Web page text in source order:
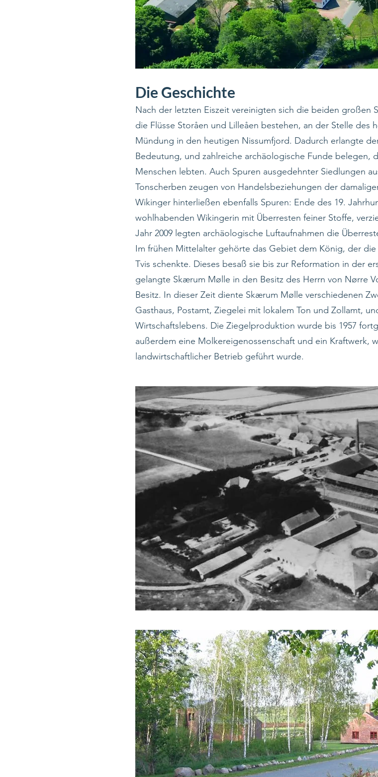
Die Geschichte
Nach der letzten Eiszeit vereinigten sich die beiden großen
die Flüsse Storåen und Lilleåen bestehen, an der Stelle
Mündung in den heutigen Nissumfjord. Dadurch erlangte
Bedeutung, und zahlreiche archäologische Funde belegen,
Menschen lebten. Auch Spuren ausgedehnter Siedlungen
Tonscherben zeugen von Handelsbeziehungen der
Wikinger hinterließen ebenfalls Spuren: Ende des 19.
wohlhabenden Wikingerin mit Überresten feiner Stoffe,
Jahr 2009 legten archäologische Luftaufnahmen die
Im frühen Mittelalter gehörte das Gebiet dem König, der
Tvis schenkte. Dieses besaß sie bis zur Reformation in der
gelangte Skærum Mølle in den Besitz des Herrn von Nørre
Besitz. In dieser Zeit diente Skærum Mølle verschiedenen
Gasthaus, Postamt, Ziegelei mit lokalem Ton und Zollamt,
Wirtschaftslebens. Die Ziegelproduktion wurde bis 1957
außerdem eine Molkereigenossenschaft und ein Kraftwerk,
landwirtschaftlicher Betrieb geführt wurde.